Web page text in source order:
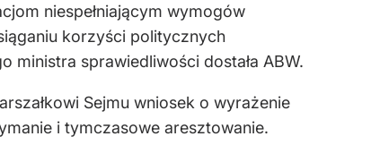
niespełniającym wymogów
korzyści politycznych
ministra sprawiedliwości dostała ABW.
Sejmu wniosek o wyrażenie
i tymczasowe aresztowanie.